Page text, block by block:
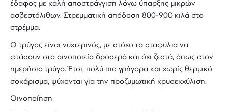
έδαφος με καλή αποστράγγιση λόγω ύπαρξης μικρών
ασβεστόλιθων. Στρεμματική απόδοση 800-900 κιλά στο
στρέμμα.
Ο τρύγος είναι νυχτερινός, με στόχο τα σταφύλια να
φτάσουν στο οινοποιείο δροσερά και όχι ζεστά, όπως στον
ημερήσιο τρύγο. Έτσι, πολύ πιο γρήγορα και χωρίς θερμικό
σοκάρισμα, ψύχονται για την προζυμωτική κρυοεκχύλιση.
Οινοποίηση